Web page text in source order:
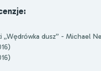
„Wędrówka dusz” - Michael